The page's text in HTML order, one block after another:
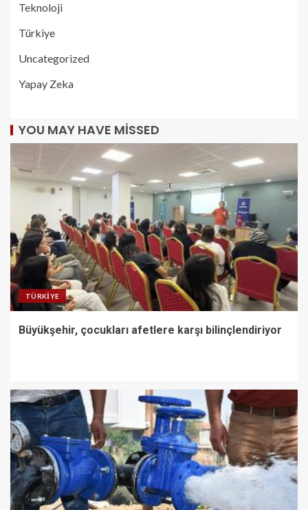
Teknoloji
Türkiye
Uncategorized
Yapay Zeka
YOU MAY HAVE MISSED
TÜRKIYE
Büyükşehir, çocukları afetlere karşı bilinçlendiriyor